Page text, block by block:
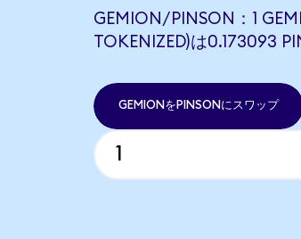
GEMION/PINSON：1
TOKENIZED)は0.173093
GEMIONをPINSONにスワップ